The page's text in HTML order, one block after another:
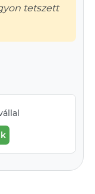
tetszett